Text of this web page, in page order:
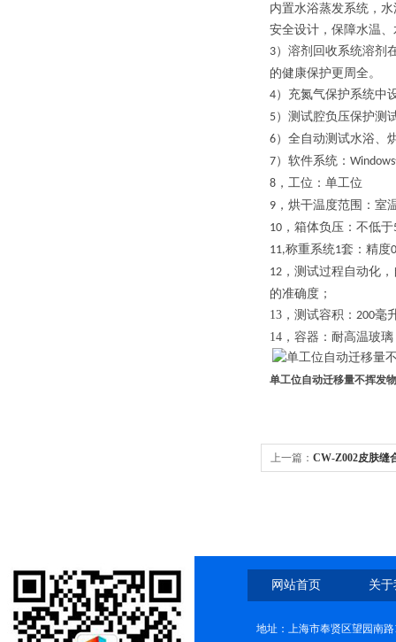
内置水浴蒸发系统，
安全设计，保障水温
3）溶剂回收系统溶剂
的健康保护更周全。
4）充氮气保护系统中
5）测试腔负压保护测
6）全自动测试水浴、
7）软件系统 ： Windows
8 ，工位：单工位
9 ，烘干温度范围：室
10 ，箱体负压：不低于
11,称重系统1套：精度
12， 测试过程自动化
的准确度；
13， 测试容积： 200毫
14， 容器：耐高温玻璃
单工位自动迁移量不挥发
上一篇： CW-Z002皮肤缝
网站首页 关
地址：上海市奉贤区望园南路